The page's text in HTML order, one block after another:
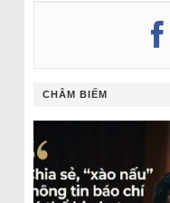
CHÂM BIẾM